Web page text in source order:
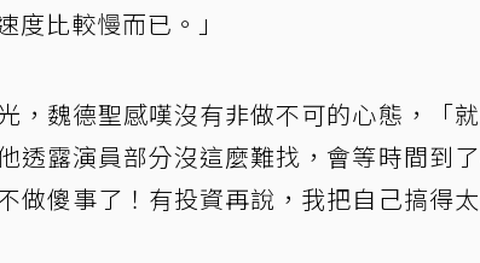
比較慢而已。」
，魏德聖感嘆沒有非做不可的心態，「
透露演員部分沒這麼難找，會等時間到
做傻事了！有投資再說，我把自己搞得